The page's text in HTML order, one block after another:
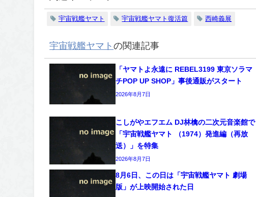
宇宙戦艦ヤマト 宇宙戦艦ヤマト復活篇 西崎義展
宇宙戦艦ヤマトの関連記事
「ヤマトよ永遠に REBEL3199 東京ソラマ
チPOP UP SHOP」事後通販がスタート
2026年8月7日
こしがやエフエム DJ林檎の二次元音楽館で
「宇宙戦艦ヤマト （1974）発進編（再放
送）」を特集
2026年8月7日
8月6日、この日は「宇宙戦艦ヤマト 劇場
版」が上映開始された日